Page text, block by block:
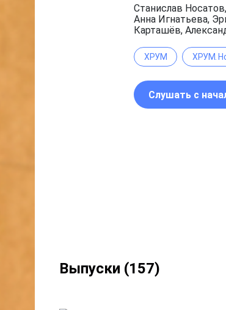
Станислав
Анна Игнатьева,
Карташёв,
ХРУМ ХРУМ.
Слушать с
Выпуски (157)